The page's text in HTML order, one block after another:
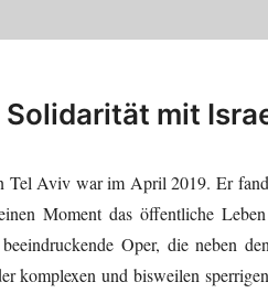
Solidarität mit
Tel Aviv war im April 2019. Er
Moment das öffentliche
Oper, die neben
komplexen und bisweilen